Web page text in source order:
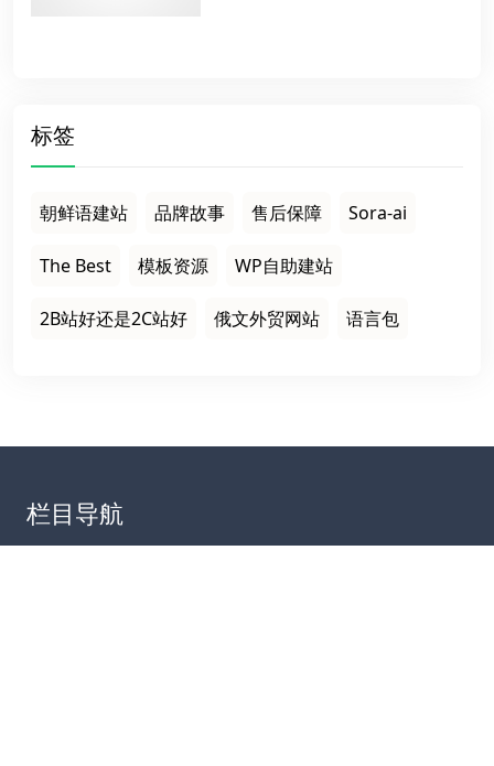
标签
朝鲜语建站 品牌故事 售后保障 Sora-ai
The Best 模板资源 WP自助建站
2B站好还是2C站好 俄文外贸网站 语言包
栏目导航